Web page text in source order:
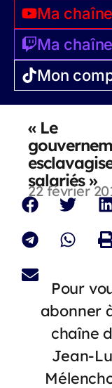
Ma
Ma
Mon
« Le
salariés »
22 février
Pour
abonner
chaîne
Jean-